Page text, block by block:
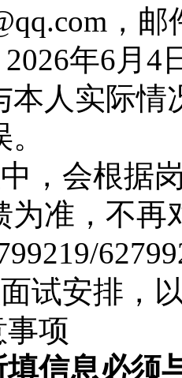
，
年6月
本人实际情
，会根据
为准，不再
试安排，
事项
信息必须